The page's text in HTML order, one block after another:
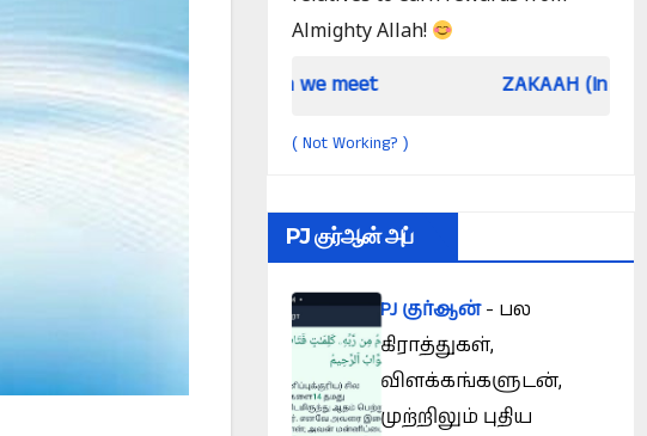
Almighty Allah!
When we meet ZAKAAH (In the light of
( Not Working? )
PJ குர்ஆன் அப்
PJ குர்ஆன்- பல
கிராத்துகள்,
விளக்கங்களுடன்,
முற்றிலும் புதிய